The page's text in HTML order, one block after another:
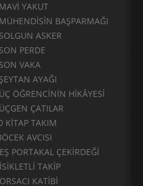
YAKUT
BAŞPARMAĞI
ASKER
PERDE
VAKA
AYAĞI
ÖĞRENCİNİN HİKÂYESİ
ÇATILAR
KİTAP TAKIM
AVCISI
PORTAKAL ÇEKİRDEĞİ
TAKİP
KATİBİ